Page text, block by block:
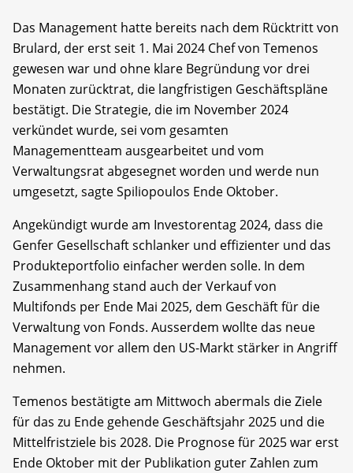
Das Management hatte bereits nach dem Rücktritt von
Brulard, der erst seit 1. Mai 2024 Chef von Temenos
gewesen war und ohne klare Begründung vor drei
Monaten zurücktrat, die langfristigen Geschäftspläne
bestätigt. Die Strategie, die im November 2024
verkündet wurde, sei vom gesamten
Managementteam ausgearbeitet und vom
Verwaltungsrat abgesegnet worden und werde nun
umgesetzt, sagte Spiliopoulos Ende Oktober.
Angekündigt wurde am Investorentag 2024, dass die
Genfer Gesellschaft schlanker und effizienter und das
Produkteportfolio einfacher werden solle. In dem
Zusammenhang stand auch der Verkauf von
Multifonds per Ende Mai 2025, dem Geschäft für die
Verwaltung von Fonds. Ausserdem wollte das neue
Management vor allem den US-Markt stärker in Angriff
nehmen.
Temenos bestätigte am Mittwoch abermals die Ziele
für das zu Ende gehende Geschäftsjahr 2025 und die
Mittelfristziele bis 2028. Die Prognose für 2025 war erst
Ende Oktober mit der Publikation guter Zahlen zum